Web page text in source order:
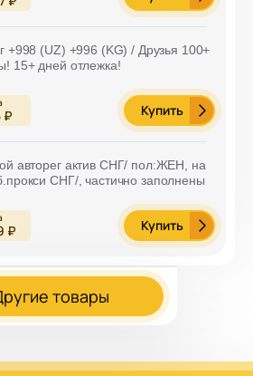
+998 (UZ) +996 (KG) / Друзья 100+
15+ дней отлежка!
₽ Купить
авторег актив СНГ/ пол:ЖЕН, на
СНГ/, частично заполнены
₽ Купить
товары